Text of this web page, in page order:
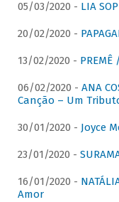
05/03/2020 - LIA
20/02/2020 -
13/02/2020 -
06/02/2020 - ANA
Canção – Um
30/01/2020 - Joyce
23/01/2020 -
16/01/2020 -
Amor